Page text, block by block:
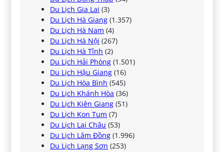
Du Lịch Gia Lai (3)
Du Lịch Hà Giang (1.357)
Du Lịch Hà Nam (4)
Du Lịch Hà Nội (267)
Du Lịch Hà Tĩnh (2)
Du Lịch Hải Phòng (1.501)
Du Lịch Hậu Giang (16)
Du Lịch Hòa Bình (545)
Du Lịch Khánh Hòa (36)
Du Lịch Kiên Giang (51)
Du Lịch Kon Tum (7)
Du Lịch Lai Châu (53)
Du Lịch Lâm Đồng (1.996)
Du Lịch Lạng Sơn (253)